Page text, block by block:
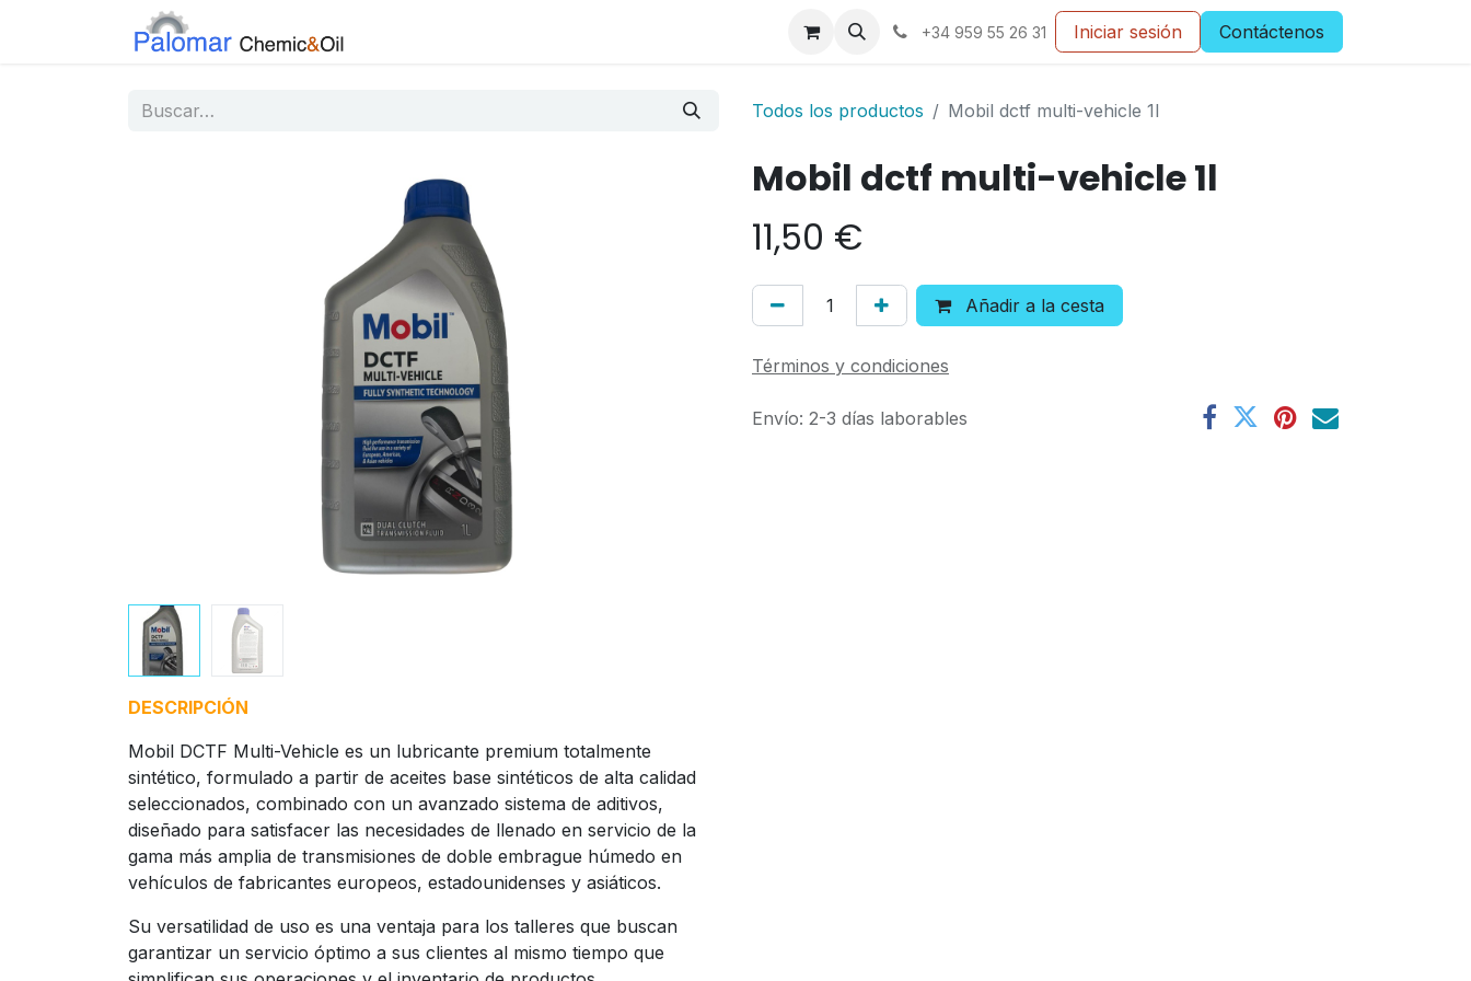
+34 959 55 26 31 Iniciar sesión Contáctenos
Todos los productos Mobil dctf multi-vehicle 1l
DESCRIPCIÓN
Mobil DCTF Multi-Vehicle es un lubricante premium totalmente
sintético, formulado a partir de aceites base sintéticos de alta calidad
seleccionados, combinado con un avanzado sistema de aditivos,
diseñado para satisfacer las necesidades de llenado en servicio de la
gama más amplia de transmisiones de doble embrague húmedo en
vehículos de fabricantes europeos, estadounidenses y asiáticos.
Su versatilidad de uso es una ventaja para los talleres que buscan
garantizar un servicio óptimo a sus clientes al mismo tiempo que
Mobil dctf multi-vehicle 1l
11,50 €
Añadir a la cesta
Términos y condiciones
Envío: 2-3 días laborables